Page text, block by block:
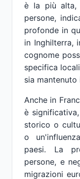
è la più alta,
persone,
profonde in
in Inghilterra,
cognome
specifica
sia mantenuto
Anche in
è
storico o
o
paesi. La
persone, e
migrazioni